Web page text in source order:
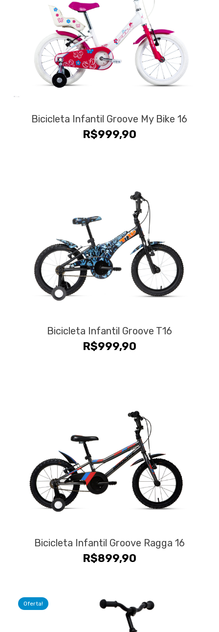
Bicicleta Infantil Groove My Bike 16
R$999,90
Bicicleta Infantil Groove T16
R$999,90
Bicicleta Infantil Groove Ragga 16
R$899,90
Oferta!